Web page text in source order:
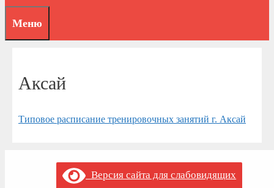
Меню
Аксай
Типовое расписание тренировочных занятий г. Аксай
Версия сайта для слабовидящих